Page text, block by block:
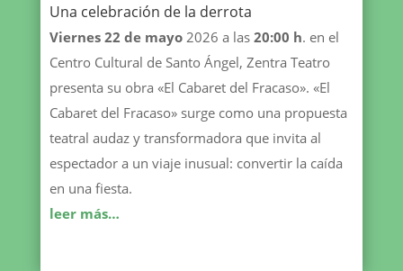
Una celebración de la derrota
Viernes 22 de mayo2026 a las 20:00 h. en el
Centro Cultural de Santo Ángel, Zentra Teatro
presenta su obra «El Cabaret del Fracaso». «El
Cabaret del Fracaso» surge como una propuesta
teatral audaz y transformadora que invita al
espectador a un viaje inusual: convertir la caída
en una fiesta.
leer más…